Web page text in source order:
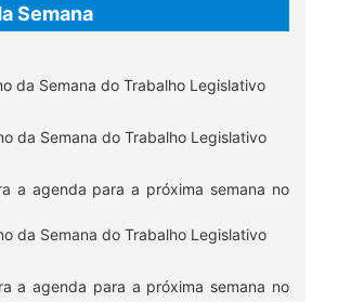
Semana
da Semana do Trabalho Legislativo
da Semana do Trabalho Legislativo
a agenda para a próxima semana no
da Semana do Trabalho Legislativo
a agenda para a próxima semana no